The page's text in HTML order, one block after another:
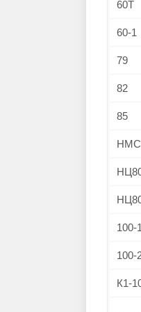
60Т
60-1
79
82
85
100-
100-
К1-